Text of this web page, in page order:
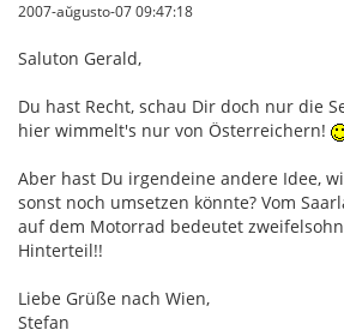
2007-aŭgusto-07 09:47:18
Saluton Gerald,
Du hast Recht, schau Dir doch nur die
hier wimmelt's nur von Österreichern!
Aber hast Du irgendeine andere Idee,
sonst noch umsetzen könnte? Vom
auf dem Motorrad bedeutet
Hinterteil!!
Liebe Grüße nach Wien,
Stefan